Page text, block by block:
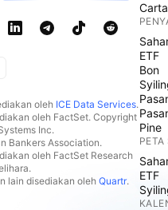
oleh ICE Data Services.
oleh FactSet. Copyright
Inc.
Bankers Association.
oleh FactSet Research
lain disediakan oleh Quartr.
ETF
Bon
Pine
PETA
ETF